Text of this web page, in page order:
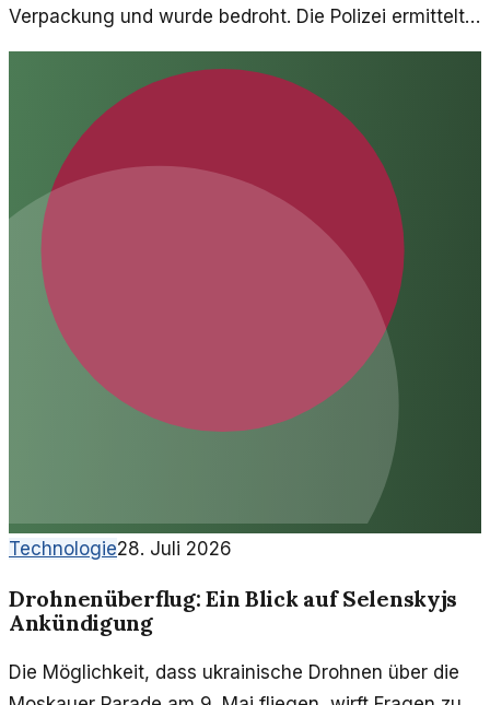
Verpackung und wurde bedroht. Die Polizei ermittelt
in diesem ungewöhnlichen Fall.
Technologie28. Juli 2026
Drohnenüberflug: Ein Blick auf Selenskyjs
Ankündigung
Die Möglichkeit, dass ukrainische Drohnen über die